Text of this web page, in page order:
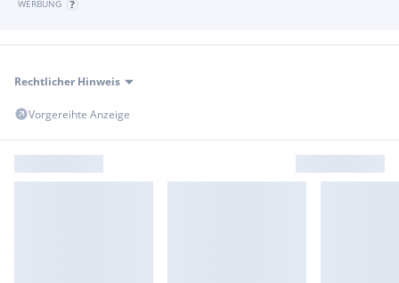
WERBUNG
Rechtlicher Hinweis
Vorgereihte Anzeige